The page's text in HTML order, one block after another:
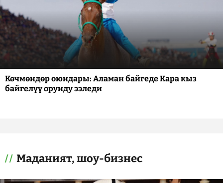
Көчмөндөр оюндары: Аламан байгеде Кара кыз
байгелүү орунду ээледи
Маданият, шоу-бизнес